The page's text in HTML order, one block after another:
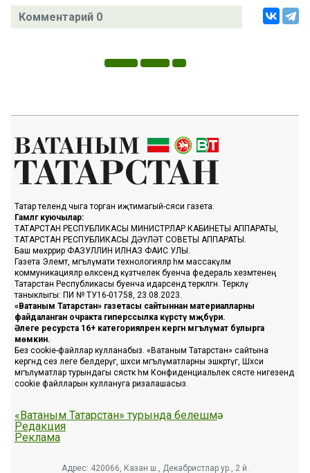
Комментарий 0
Татар телендә чыга торган иҗтимагый-сәяси газета.
Гамәлгә куючылар:
ТАТАРСТАН РЕСПУБЛИКАСЫ МИНИСТРЛАР КАБИНЕТЫ АППАРАТЫ,
ТАТАРСТАН РЕСПУБЛИКАСЫ ДӘҮЛӘТ СОВЕТЫ АППАРАТЫ.
Баш мөхәррир ФАЗУЛЛИН ИЛНАЗ ФАИС УЛЫ.
Газета Элемтә, мәгълүмати технологияләр һәм массакүләм
коммуникацияләр өлкәсендә күзәтчелек буенча федераль хезмәтенең
Татарстан Республикасы буенча идарәсендә теркәлгән. Теркәлү
таныклыгы: ПИ № ТУ16-01758, 23.08.2023.
«Ватаным Татарстан» газетасы сайтыннан материалларны
файдаланган очракта гиперссылка күрсәтү мәҗбүри.
Әлеге ресурста 16+ категорияләренә кергән мәгълүмат булырга
мөмкин.
Без cookie-файллар кулланабыз. «Ватаным Татарстан» сайтына
кергәндә сез әлеге белдерүгә, шәхси мәгълүматларны эшкәртүгә, Шәхси
мәгълүматлар турындагы сәясәткә һәм Конфиденциальлек сәясәте нигезендә
cookie файлларын куллануга ризалашасыз.
«Ватаным Татарстан» турында белешмә
Редакция
Реклама
Адрес: 420066, Казан ш., Декабристлар ур., 2 й.